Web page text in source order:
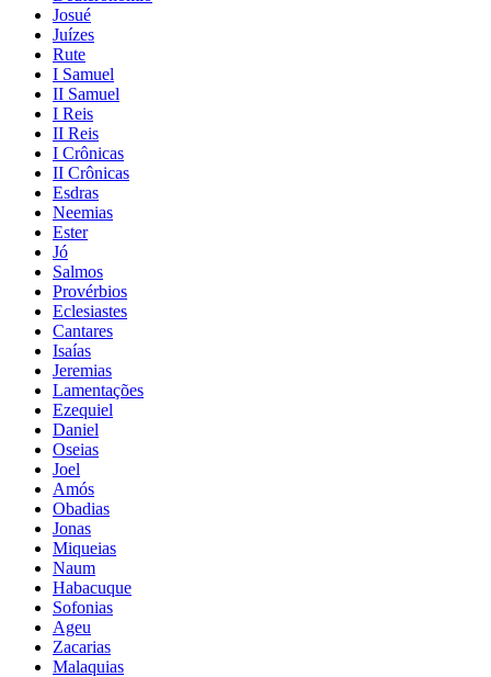
Josué
Juízes
Rute
I Samuel
II Samuel
I Reis
II Reis
I Crônicas
II Crônicas
Esdras
Neemias
Ester
Jó
Salmos
Provérbios
Eclesiastes
Cantares
Isaías
Jeremias
Lamentações
Ezequiel
Daniel
Oseias
Joel
Amós
Obadias
Jonas
Miqueias
Naum
Habacuque
Sofonias
Ageu
Zacarias
Malaquias